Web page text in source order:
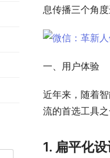
息传播三个角度
一、用户体验
近年来，随着
流的首选工具之
1. 扁平化